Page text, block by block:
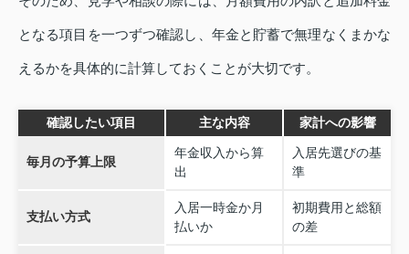
となる項目を一つずつ確認し、年金と貯蓄で無理なくまかな
えるかを具体的に計算しておくことが大切です。
確認したい項目 主な内容 家計への影響
毎月の予算上限
年金収入から算
出
入居先選びの基
準
支払い方式
入居一時金か月
払いか
初期費用と総額
の差